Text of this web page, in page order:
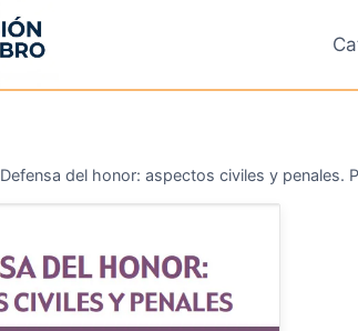
Defensa del honor: aspectos civiles y penales.